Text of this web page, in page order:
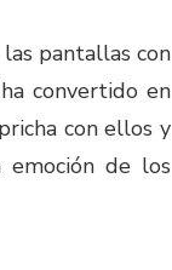
pantallas con
convertido en
con ellos y
emoción de los